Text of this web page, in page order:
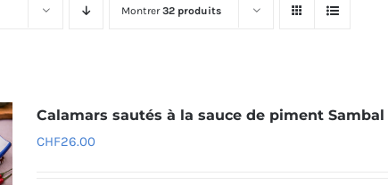
Montrer32 produits
Calamars sautés à la sauce de piment Sambal
CHF26.00